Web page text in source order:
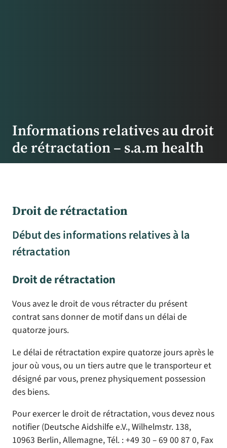
Informations relatives au droit
de rétractation – s.a.m health
Droit de rétractation
Début des informations relatives à la
rétractation
Droit de rétractation
Vous avez le droit de vous rétracter du présent
contrat sans donner de motif dans un délai de
quatorze jours.
Le délai de rétractation expire quatorze jours après le
jour où vous, ou un tiers autre que le transporteur et
désigné par vous, prenez physiquement possession
des biens.
Pour exercer le droit de rétractation, vous devez nous
notifier (Deutsche Aidshilfe e.V., Wilhelmstr. 138,
10963 Berlin, Allemagne, Tél. : +49 30 – 69 00 87 0, Fax